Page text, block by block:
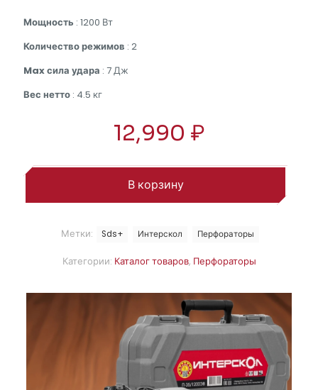
Мощность : 1200 Вт
Количество режимов : 2
Max сила удара : 7 Дж
Вес нетто : 4.5 кг
12,990 ₽
В корзину
Категории: Каталог товаров, Перфораторы
Метки: Sds+ Интерскол Перфораторы